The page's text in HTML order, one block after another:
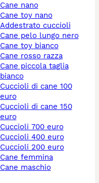
cane nano
cane toy nano
addestrato cuccioli
cane pelo lungo nero
cane toy bianco
cane rosso razza
cane piccola taglia
bianco
cuccioli di cane 100
euro
cuccioli di cane 150
euro
cuccioli 700 euro
cuccioli 400 euro
cuccioli 200 euro
cane femmina
cane maschio